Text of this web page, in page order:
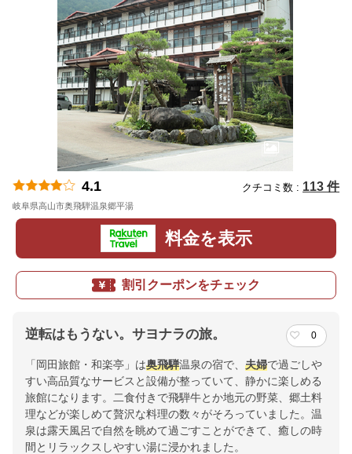
4.1 クチコミ数 : 113 件
岐阜県高山市奥飛騨温泉郷平湯
料金を表示
割引クーポンをチェック
逆転はもうない。サヨナラの旅。 0
「岡田旅館・和楽亭」は奥飛騨温泉の宿で、 夫婦で過ごしや
すい高品質なサービスと設備が整っていて、静かに楽しめる
旅館になります。二食付きで飛騨牛とか地元の野菜、郷土料
理などが楽しめて贅沢な料理の数々がそろっていました。温
泉は露天風呂で自然を眺めて過ごすことができて、癒しの時
間とリラックスしやすい湯に浸かれました。